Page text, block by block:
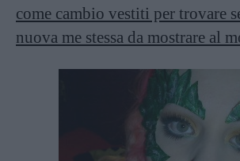
come cambio vestiti per trovare
nuova me stessa da mostrare al